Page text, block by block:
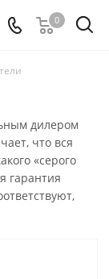
0
дилером
что вся
«серого
гарантия